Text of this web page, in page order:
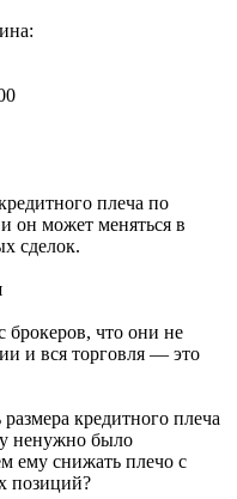
плеча по
он может меняться в
сделок.
брокеров, что они не
и вся торговля — это
кредитного плеча
ненужно было
ему снижать плечо с
позиций?